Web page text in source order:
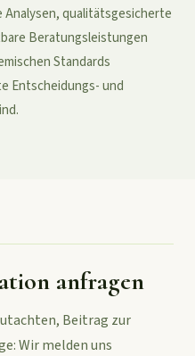
qualitätsgesicherte
Beratungsleistungen
Standards
Entscheidungs- und
anfragen
Beitrag zur
Wir melden uns